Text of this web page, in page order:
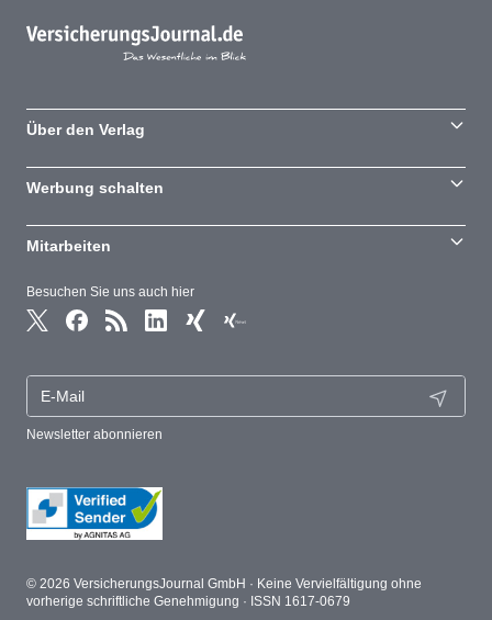
Besuchen Sie uns auch hier
Newsletter abonnieren
Über den Verlag
Werbung schalten
Mitarbeiten
© 2026 VersicherungsJournal GmbH · Keine Vervielfältigung ohne
vorherige schriftliche Genehmigung · ISSN 1617-0679